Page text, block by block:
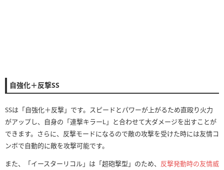
自強化＋反撃SS
SSは「自強化＋反撃」です。スピードとパワーが上がるため直殴り火力
がアップし、自身の「連撃キラーL」と合わせて大ダメージを出すことが
できます。さらに、反撃モードになるので敵の攻撃を受けた時には友情コ
ンボで自動的に敵を攻撃可能です。
また、「イースターリコル」は「超砲撃型」のため、 反撃発動時の友情威